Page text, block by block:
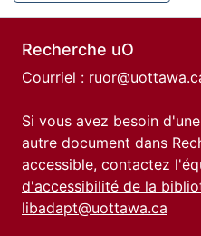
Recherche uO
Courriel :
Si vous avez besoin
autre document dans
accessible, contactez
d'accessibilité de la
libadapt@uottawa.ca